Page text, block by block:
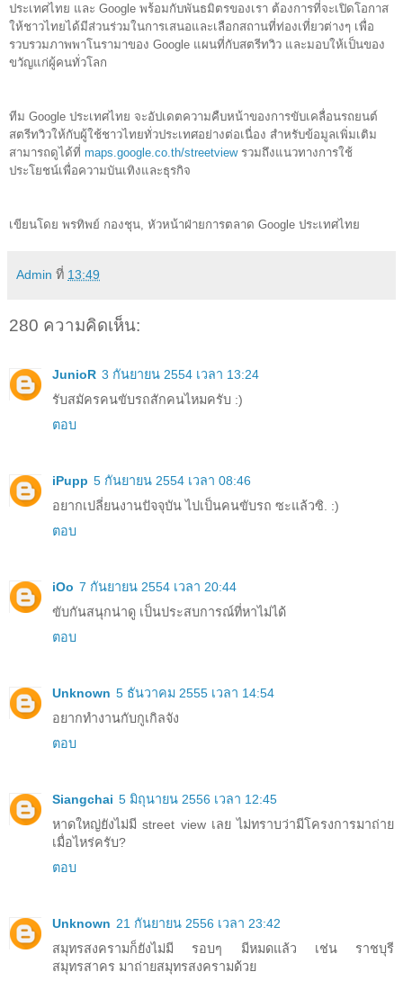
ประเทศไทย และ Google พร้อมกับพันธมิตรของเรา ต้องการที่จะเปิดโอกาส
ให้ชาวไทยได้มีส่วนร่วมในการเสนอและเลือกสถานที่ท่องเที่ยวต่างๆ เพื่อ
รวบรวมภาพพาโนรามาของ Google แผนที่กับสตรีทวิว และมอบให้เป็นของ
ขวัญแก่ผู้คนทั่วโลก
ทีม Google ประเทศไทย จะอัปเดตความคืบหน้าของการขับเคลื่อนรถยนต์
สตรีทวิวให้กับผู้ใช้ชาวไทยทั่วประเทศอย่างต่อเนื่อง สำหรับข้อมูลเพิ่มเติม
สามารถดูได้ที่ maps.google.co.th/streetview รวมถึงแนวทางการใช้
ประโยชน์เพื่อความบันเทิงและธุรกิจ
เขียนโดย พรทิพย์ กองชุน, หัวหน้าฝ่ายการตลาด Google ประเทศไทย
Admin ที่ 13:49
280 ความคิดเห็น:
JunioR 3 กันยายน 2554 เวลา 13:24
รับสมัครคนขับรถสักคนไหมครับ :)
ตอบ
iPupp 5 กันยายน 2554 เวลา 08:46
อยากเปลี่ยนงานปัจจุบัน ไปเป็นคนขับรถ ซะแล้วซิ. :)
ตอบ
iOo 7 กันยายน 2554 เวลา 20:44
ขับกันสนุกน่าดู เป็นประสบการณ์ที่หาไม่ได้
ตอบ
Unknown 5 ธันวาคม 2555 เวลา 14:54
อยากทำงานกับกูเกิลจัง
ตอบ
Siangchai 5 มิถุนายน 2556 เวลา 12:45
หาดใหญ่ยังไม่มี street view เลย ไม่ทราบว่ามีโครงการมาถ่าย
เมื่อไหร่ครับ?
ตอบ
Unknown 21 กันยายน 2556 เวลา 23:42
สมุทรสงครามก็ยังไม่มี รอบๆ มีหมดแล้ว เช่น ราชบุรี
สมุทรสาคร มาถ่ายสมุทรสงครามด้วย